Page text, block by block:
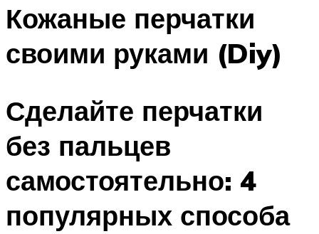
Кожаные перчатки
своими руками (Diy)
Сделайте перчатки
без пальцев
самостоятельно: 4
популярных способа